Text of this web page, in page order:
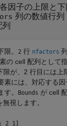
各因子の上限と下
列の数値行列
。 2 行 nfactors
の cell 配列として
限が、2 行目には上
素には、対応する
す。
Bounds が cell
無視します。
2 1]